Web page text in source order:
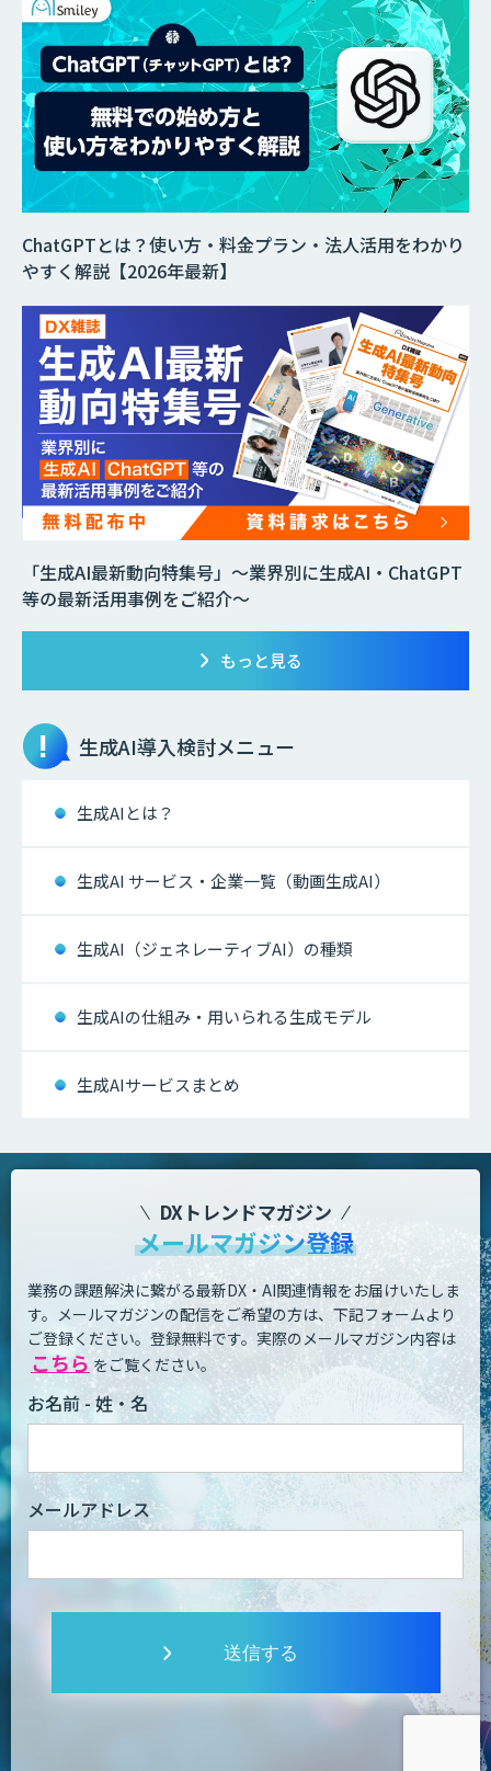
ChatGPTとは？使い方・料金プラン・法人活用をわかり
やすく解説【2026年最新】
「生成AI最新動向特集号」～業界別に生成AI・ChatGPT
等の最新活用事例をご紹介～
もっと見る
生成AI導入検討メニュー
生成AIとは？
生成AI サービス・企業一覧（動画生成AI）
生成AI（ジェネレーティブAI）の種類
生成AIの仕組み・用いられる生成モデル
生成AIサービスまとめ
DXトレンドマガジン
メールマガジン登録
業務の課題解決に繋がる最新DX・AI関連情報をお届けいたしま
す。 メールマガジンの配信をご希望の方は、下記フォームより
ご登録ください。登録無料です。 実際のメールマガジン内容は
こちら をご覧ください。
お名前 - 姓・名
メールアドレス
送信する